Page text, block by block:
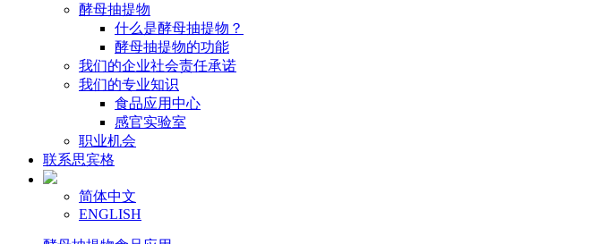
酵母抽提物
什么是酵母抽提物？
酵母抽提物的功能
我们的企业社会责任承诺
我们的专业知识
食品应用中心
感官实验室
职业机会
联系思宾格
简体中文
ENGLISH